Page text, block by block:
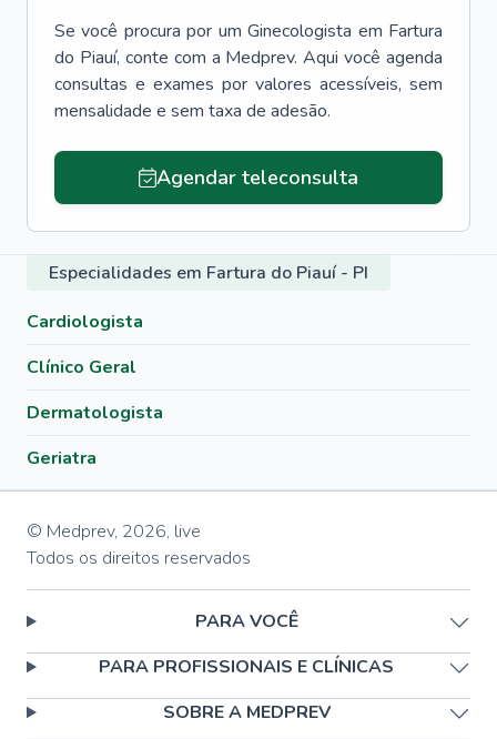
Se você procura por um Ginecologista em Fartura
do Piauí, conte com a Medprev. Aqui você agenda
consultas e exames por valores acessíveis, sem
mensalidade e sem taxa de adesão.
Agendar teleconsulta
Especialidades em Fartura do Piauí - PI
Cardiologista
Clínico Geral
Dermatologista
Geriatra
© Medprev, 2026, live
Todos os direitos reservados
PARA VOCÊ
PARA PROFISSIONAIS E CLÍNICAS
SOBRE A MEDPREV